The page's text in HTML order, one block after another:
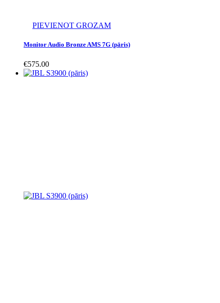
PIEVIENOT GROZAM
Monitor Audio Bronze AMS 7G (pāris)
€575.00